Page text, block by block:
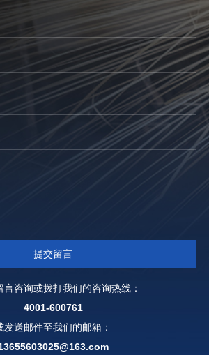
言咨询或拨打我们的咨询热线：
4001-600761
发送邮件至我们的邮箱：